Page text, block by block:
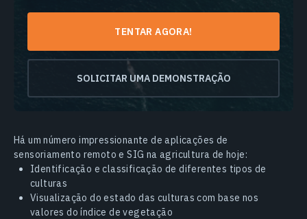
TENTAR AGORA!
SOLICITAR UMA DEMONSTRAÇÃO
Há um número impressionante de aplicações de
sensoriamento remoto e SIG na agricultura de hoje:
Identificação e classificação de diferentes tipos de
culturas
Visualização do estado das culturas com base nos
valores do índice de vegetação